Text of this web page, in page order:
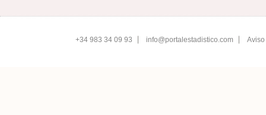
+34 983 34 09 93 info@portalestadistico.com